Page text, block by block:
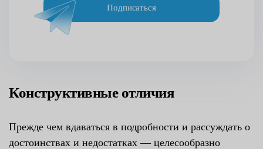
Подписаться
Конструктивные отличия
Прежде чем вдаваться в подробности и рассуждать о
достоинствах и недостатках — целесообразно